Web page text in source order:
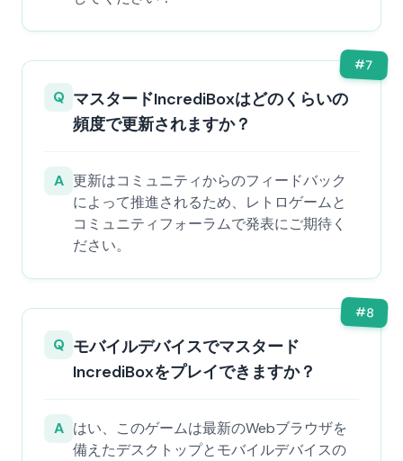
#7
Q マスタードIncrediBoxはどのくらいの
頻度で更新されますか？
A 更新はコミュニティからのフィードバック
によって推進されるため、レトロゲームと
コミュニティフォーラムで発表にご期待く
ださい。
#8
Q モバイルデバイスでマスタード
IncrediBoxをプレイできますか？
A はい、このゲームは最新のWebブラウザを
備えたデスクトップとモバイルデバイスの